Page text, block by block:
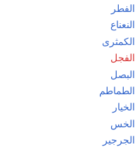
الفطر
النعناع
الكمثرى
الفجل
البصل
الطماطم
الخيار
الخس
الجرجير